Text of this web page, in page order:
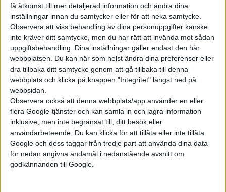
få åtkomst till mer detaljerad information och ändra dina
inställningar innan du samtycker eller för att neka samtycke.
Observera att viss behandling av dina personuppgifter kanske
inte kräver ditt samtycke, men du har rätt att invända mot sådan
uppgiftsbehandling. Dina inställningar gäller endast den här
webbplatsen. Du kan när som helst ändra dina preferenser eller
dra tillbaka ditt samtycke genom att gå tillbaka till denna
webbplats och klicka på knappen "Integritet" längst ned på
webbsidan.
Observera också att denna webbplats/app använder en eller
flera Google-tjänster och kan samla in och lagra information
inklusive, men inte begränsat till, ditt besök eller
användarbeteende. Du kan klicka för att tillåta eller inte tillåta
Google och dess taggar från tredje part att använda dina data
för nedan angivna ändamål i nedanstående avsnitt om
godkännanden till Google.
Mest lästa
5 aug 2026
Uppgift: då kommer Volvos nya eldrivna volymmodell EX50
5 aug 2026
Så räddar solceller tillverkningen av BMW iX3
Krönika: Laddningen blir dyrare i höst – grön energi enda
räddningen
5 aug 2026
LFP-batteri och kiselkarbid – A2 e-tron är Audis mest effektiva elbil
17 jul 2026
Två nya elbilar – kommer eldrivna Volvokombin nu?